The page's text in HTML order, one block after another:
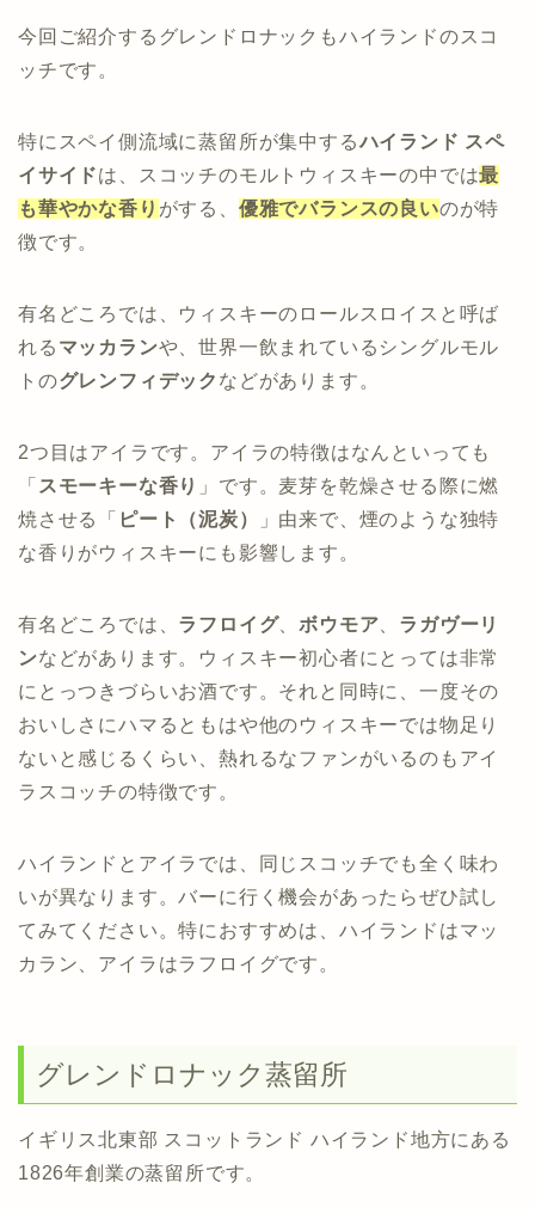
今回ご紹介するグレンドロナックもハイランドのスコ
ッチです。
特にスペイ側流域に蒸留所が集中するハイランド スペ
イサイドは、スコッチのモルトウィスキーの中では最
も華やかな香り がする、 優雅でバランスの良いのが特
徴です。
有名どころでは、ウィスキーのロールスロイスと呼ば
れる マッカランや、世界一飲まれているシングルモル
トのグレンフィデック などがあります。
2つ目はアイラです。アイラの特徴はなんといっても
「 スモーキーな香り 」です。麦芽を乾燥させる際に燃
焼させる「 ピート（泥炭）
」由来で、煙のような独特
な香りがウィスキーにも影響します。
有名どころでは、 ラフロイグ、ボウモア
ラガヴーリ
ンなどがあります。ウィスキー初心者にとっては非常
にとっつきづらいお酒です。それと同時に、一度その
おいしさにハマるともはや他のウィスキーでは物足り
ないと感じるくらい、熱れるなファンがいるのもアイ
ラスコッチの特徴です。
ハイランドとアイラでは、同じスコッチでも全く味わ
いが異なります。バーに行く機会があったらぜひ試し
てみてください。特におすすめは、ハイランドはマッ
カラン、アイラはラフロイグです。
グレンドロナック蒸留所
イギリス北東部 スコットランド ハイランド地方にある
1826年創業の蒸留所です。